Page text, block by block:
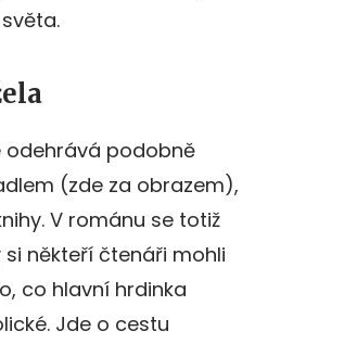
odehrává podobně
(zde za obrazem),
V románu se totiž
někteří čtenáři mohli
co hlavní hrdinka
Jde o cestu